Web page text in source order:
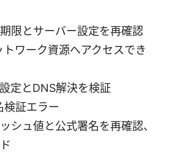
限とサーバー設定を再確認
トワーク資源へアクセスでき
定とDNS解決を検証
検証エラー
シュ値と公式署名を再確認、